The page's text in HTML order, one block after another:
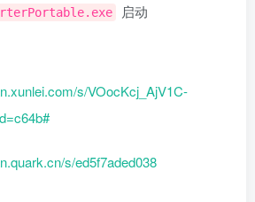
启动
s/VOocKcj_AjV1C-
s/ed5f7aded038